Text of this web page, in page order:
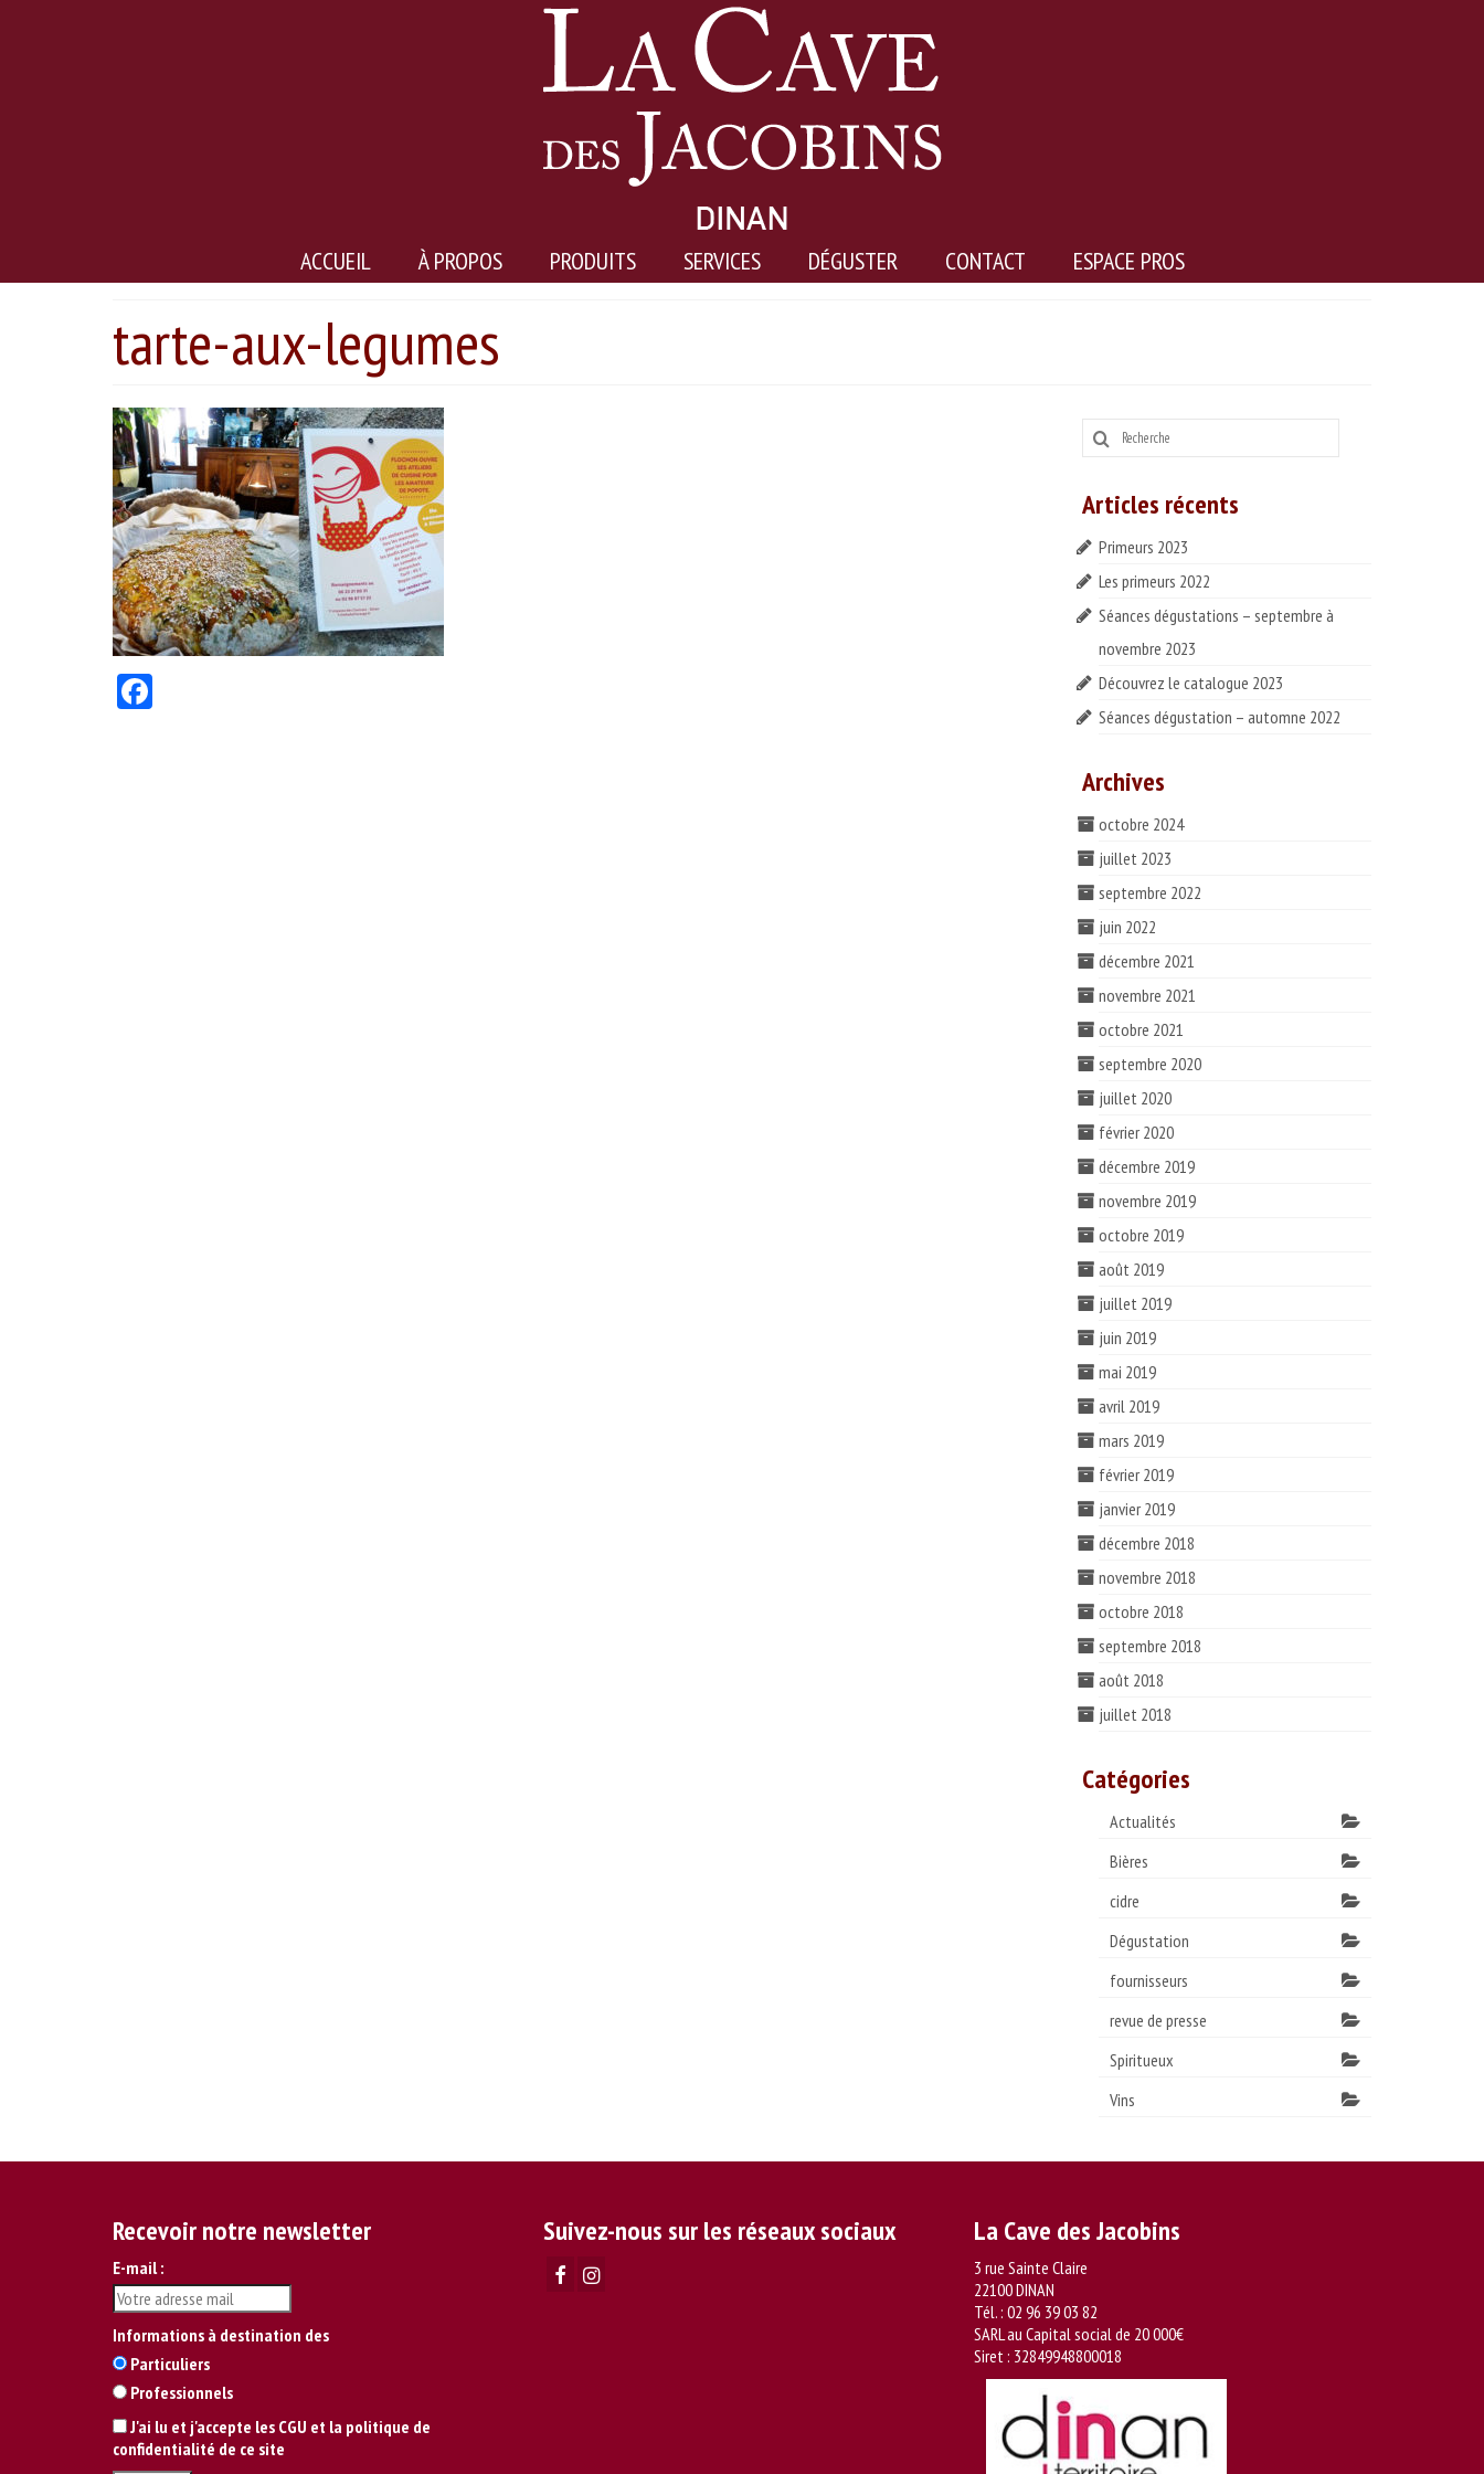
ACCUEIL À PROPOS PRODUITS SERVICES DÉGUSTER CONTACT ESPACE PROS
tarte-aux-legumes
Rechercher
:
Articles récents
Primeurs 2023
Les primeurs 2022
Séances dégustations – septembre à
novembre 2023
Découvrez le catalogue 2023
Séances dégustation – automne 2022
Archives
octobre 2024
juillet 2023
septembre 2022
juin 2022
décembre 2021
novembre 2021
octobre 2021
septembre 2020
juillet 2020
février 2020
décembre 2019
novembre 2019
octobre 2019
août 2019
juillet 2019
juin 2019
mai 2019
avril 2019
mars 2019
février 2019
janvier 2019
décembre 2018
novembre 2018
octobre 2018
septembre 2018
août 2018
juillet 2018
Catégories
Actualités
Bières
cidre
Dégustation
fournisseurs
revue de presse
Spiritueux
Vins
Recevoir notre newsletter
E-mail :
Informations à destination des
Particuliers
Professionnels
J'ai lu et j'accepte les CGU et la politique de
confidentialité de ce site
Suivez-nous sur les réseaux sociaux La Cave des Jacobins
3 rue Sainte Claire
22100 DINAN
Tél. : 02 96 39 03 82
SARL au Capital social de 20 000€
Siret : 32849948800018